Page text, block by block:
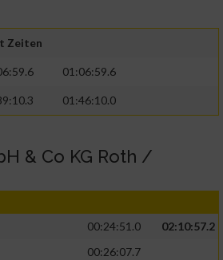
Zeiten
01:06:59.6
01:46:10.0
& Co KG Roth /
00:24:51.0
02:10:57.2
00:26:07.7